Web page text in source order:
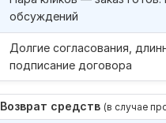
Долгие согласования,
подписание договора
обсуждений
Возврат средств (в случае